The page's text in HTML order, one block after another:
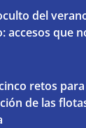
del
accesos que
retos
de las